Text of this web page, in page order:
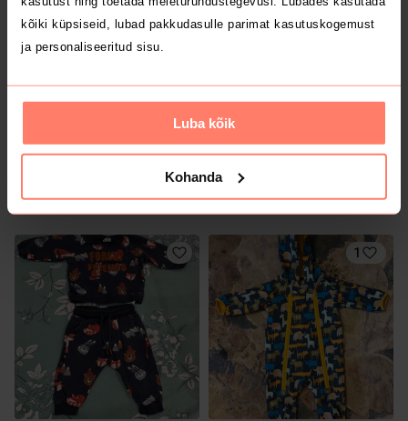
kõiki küpsiseid, lubad pakkudasulle parimat kasutuskogemust
ja personaliseeritud sisu.
Luba kõik
Kohanda
62/68
2
8 €
Name It
1